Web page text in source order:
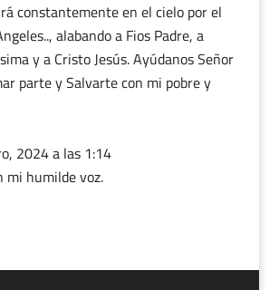
constantemente en el cielo por el
alabando a Fios Padre, a
y a Cristo Jesús. Ayúdanos Señor
parte y Salvarte con mi pobre y
2024 a las 1:14
mi humilde voz.